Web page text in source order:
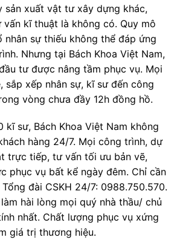
xuất vật tư xây dựng khác,
kĩ thuật là không có. Quy mô
nhân sự thiếu không thể đáp ứng
Nhưng tại Bách Khoa Việt Nam,
tư được nâng tầm phục vụ. Mọi
sắp xếp nhân sự, kĩ sư đến công
vòng chưa đầy 12h đồng hồ.
kĩ sư, Bách Khoa Việt Nam không
hàng 24/7. Mọi công trình, dự
trực tiếp, tư vấn tối ưu bản vẽ,
phục vụ bất kể ngày đêm. Chỉ cần
đài CSKH 24/7: 0988.750.570.
hài lòng mọi quý nhà thầu/ chủ
nhất. Chất lượng phục vụ xứng
giá trị thương hiệu.